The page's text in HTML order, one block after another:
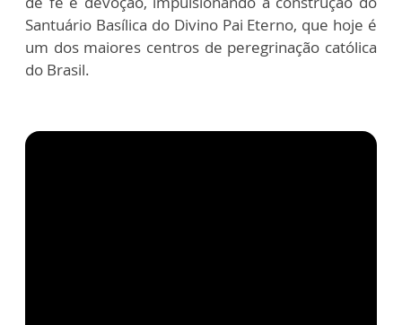
Santuário Basílica do Divino Pai Eterno, que hoje é
um dos maiores centros de peregrinação católica
do Brasil.